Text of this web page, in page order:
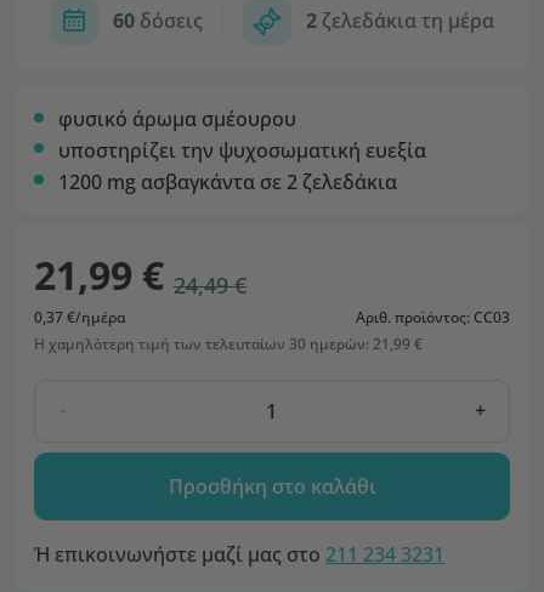
60 δόσεις 2 ζελεδάκια τη μέρα
φυσικό άρωμα σμέουρου
υποστηρίζει την ψυχοσωματική ευεξία
1200 mg ασβαγκάντα σε 2 ζελεδάκια
21,99 € 24,49 €
0,37 €/ημέρα
Αριθ. προϊόντος: CC03
Η χαμηλότερη τιμή των τελευταίων 30 ημερών: 21,99 €
- +
Προσθήκη στο καλάθι
Ή επικοινωνήστε μαζί μας στο 211 234 3231